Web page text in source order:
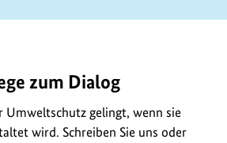
zum Dialog
Umweltschutz gelingt, wenn sie
wird. Schreiben Sie uns oder